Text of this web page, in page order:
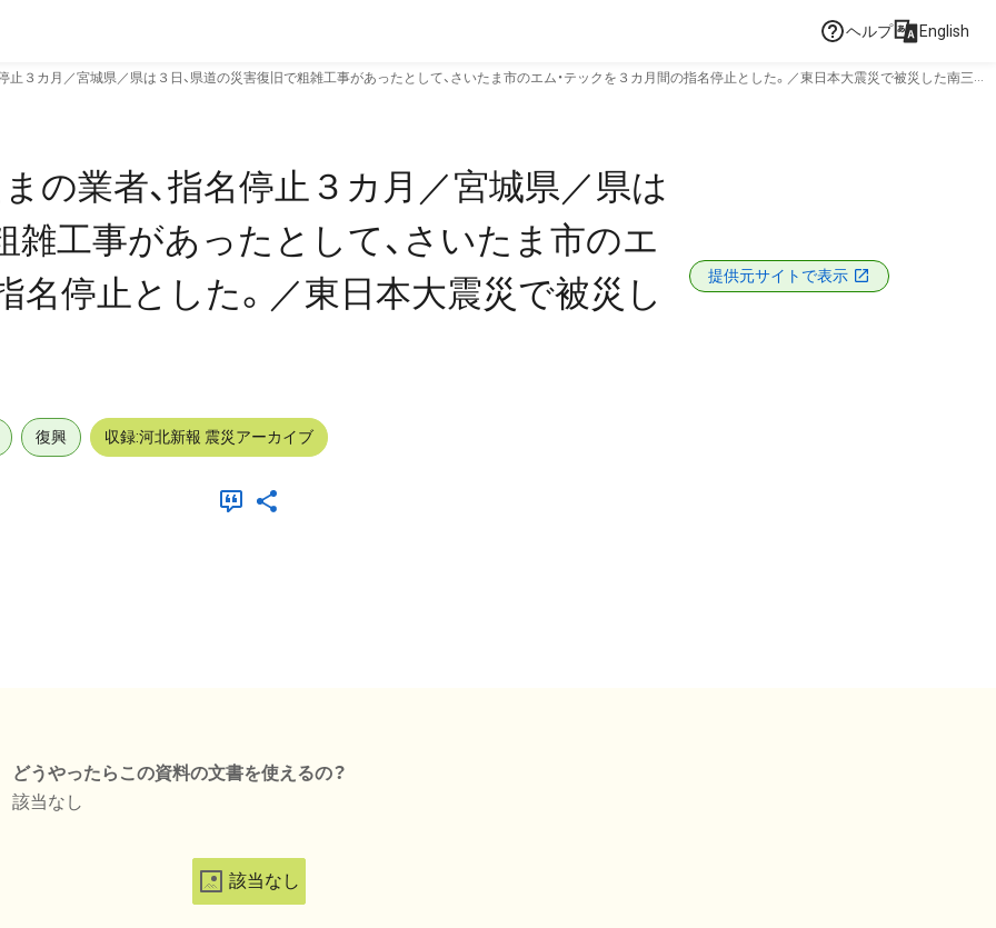
ヘルプ English
止３カ月／宮城県／県は３日、県道の災害復旧で粗雑工事があったとして、さいたま市のエム・テックを３カ月間の指名停止とした。／東日本大震災で被災した南三陸
の業者、指名停止３カ月／宮城県／県は
雑工事があったとして、さいたま市のエ
名停止とした。／東日本大震災で被災し
提供元サイトで表示
復興 収録:河北新報 震災アーカイブ
どうやったらこの資料の文書を使えるの？
該当なし
該当なし